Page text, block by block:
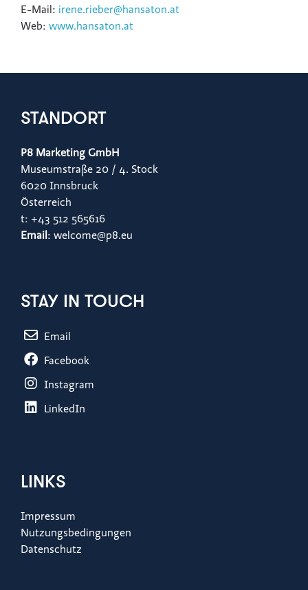
E-Mail: irene.rieber@hansaton.at
Web: www.hansaton.at
STANDORT
P8 Marketing GmbH
Museumstraße 20 / 4. Stock
6020 Innsbruck
Österreich
t: +43 512 565616
Email : welcome@p8.eu
STAY IN TOUCH
Email
Facebook
Instagram
LinkedIn
LINKS
Impressum
Nutzungsbedingungen
Datenschutz